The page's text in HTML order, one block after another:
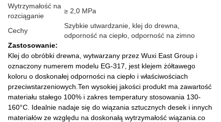
Wytrzymałość na
rozciąganie
≥ 2,0 MPa
Cechy
Szybkie utwardzanie, klej do drewna,
odporność na ciepło, odporność na zimno
Zastosowanie:
Klej do obróbki drewna, wytwarzany przez Wuxi East Group i
oznaczony numerem modelu EG-317, jest klejem żółtawego
koloru o doskonałej odporności na ciepło i właściwościach
przeciwstarzeniowych.Ten wysokiej jakości produkt ma zawartość
materiału stałego 100% i zakres temperatury stosowania 130-
160°C. Idealnie nadaje się do wiązania sztucznych desek i innych
materiałów ze względu na doskonałą wytrzymałość wiązania.co